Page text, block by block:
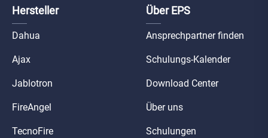
Hersteller
Dahua
Ajax
Jablotron
FireAngel
TecnoFire
Über EPS
Ansprechpartner finden
Schulungs-Kalender
Download Center
Über uns
Schulungen